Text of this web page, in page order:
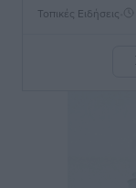
Τοπικές Ειδήσεις
Την
Γενναδίου
Στη Λέρο ο